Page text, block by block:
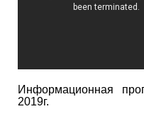
Информационная
2019г.